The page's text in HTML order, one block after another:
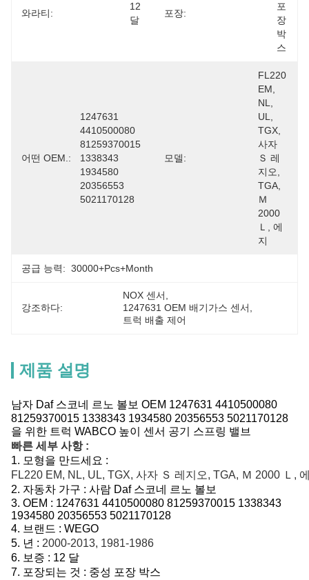
와라티:
12
달
포장:
포
장
박
스
어떤 OEM.:
1247631
4410500080
81259370015
1338343
1934580
20356553
5021170128
모델:
FL220
EM,
NL,
UL,
TGX,
사자
Ｓ 레
지오,
TGA,
Ｍ
2000
Ｌ, 에
지
공급 능력: 30000+Pcs+Month
강조하다:
NOX 센서
1247631 OEM 배기가스 센서
트럭 배출 제어
제품 설명
남자 Daf 스코네 르노 볼보 OEM 1247631 4410500080
81259370015 1338343 1934580 20356553 5021170128
을 위한 트럭 WABCO 높이 센서 공기 스프링 밸브
빠른 세부 사항 :
1. 모형을 만드세요 :
FL220 EM, NL, UL, TGX, 사자 Ｓ 레지오, TGA, Ｍ 2000 Ｌ,
2. 자동차 가구 : 사람 Daf 스코네 르노 볼보
3. OEM : 1247631 4410500080 81259370015 1338343
1934580 20356553 5021170128
4. 브랜드 : WEGO
5. 년 : 2000-2013, 1981-1986
6. 보증 : 12 달
7. 포장되는 것 : 중성 포장 박스